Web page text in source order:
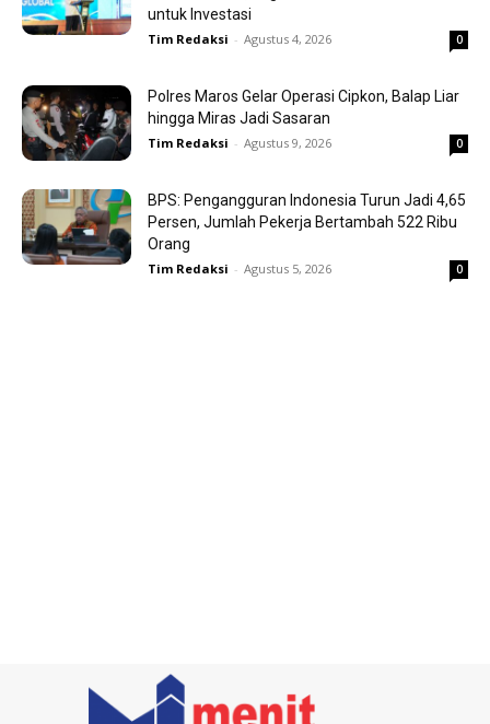
untuk Investasi
Tim Redaksi - Agustus 4, 2026 0
Polres Maros Gelar Operasi Cipkon, Balap Liar
hingga Miras Jadi Sasaran
Tim Redaksi - Agustus 9, 2026 0
BPS: Pengangguran Indonesia Turun Jadi 4,65
Persen, Jumlah Pekerja Bertambah 522 Ribu
Orang
Tim Redaksi - Agustus 5, 2026 0